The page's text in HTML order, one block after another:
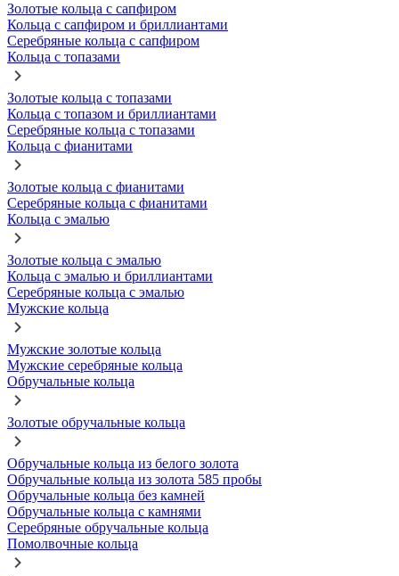
Золотые кольца с сапфиром
Кольца с сапфиром и бриллиантами
Серебряные кольца с сапфиром
Кольца с топазами
Золотые кольца с топазами
Кольца с топазом и бриллиантами
Серебряные кольца с топазами
Кольца с фианитами
Золотые кольца с фианитами
Серебряные кольца с фианитами
Кольца с эмалью
Золотые кольца с эмалью
Кольца с эмалью и бриллиантами
Серебряные кольца с эмалью
Мужские кольца
Мужские золотые кольца
Мужские серебряные кольца
Обручальные кольца
Золотые обручальные кольца
Обручальные кольца из белого золота
Обручальные кольца из золота 585 пробы
Обручальные кольца без камней
Обручальные кольца с камнями
Серебряные обручальные кольца
Помолвочные кольца